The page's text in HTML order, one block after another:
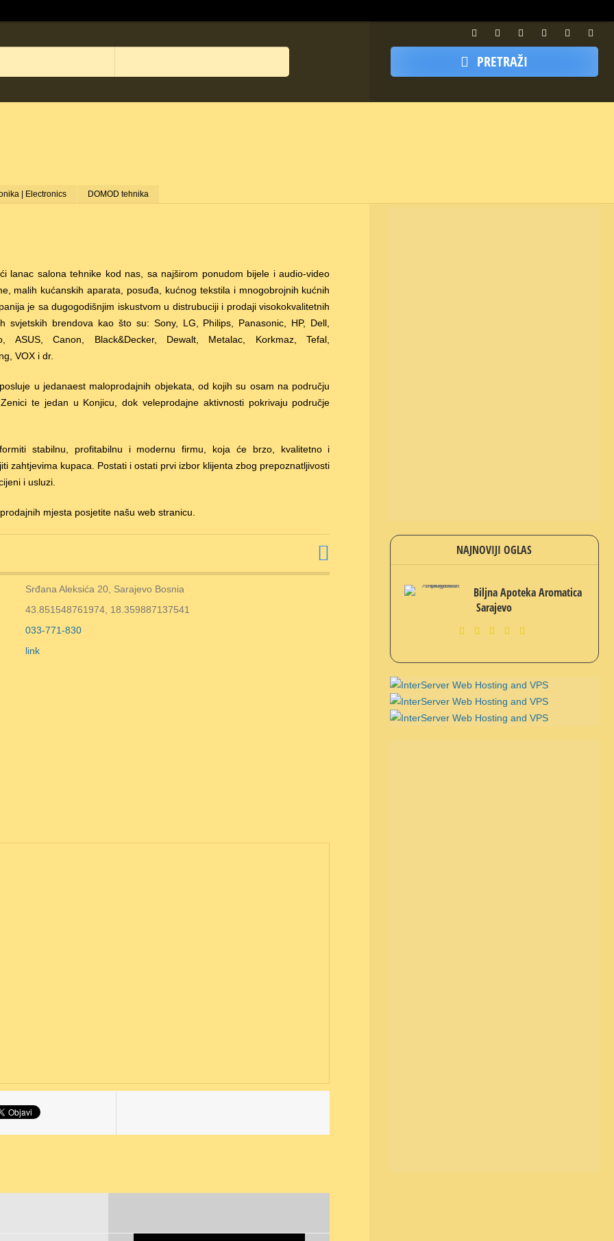
PRETRAŽI
| Electronics DOMOD tehnika
lanac salona tehnike kod nas, sa najširom ponudom bijele i audio-video
malih kućanskih aparata, posuđa, kućnog tekstila i mnogobrojnih kućnih
je sa dugogodišnjim iskustvom u distrubuciji i prodaji visokokvalitetnih
svjetskih brendova kao što su: Sony, LG, Philips, Panasonic, HP, Dell,
ASUS, Canon, Black&Decker, Dewalt, Metalac, Korkmaz, Tefal,
VOX i dr.
u jedanaest maloprodajnih objekata, od kojih su osam na području
te jedan u Konjicu, dok veleprodajne aktivnosti pokrivaju područje
stabilnu, profitabilnu i modernu firmu, koja će brzo, kvalitetno i
zahtjevima kupaca. Postati i ostati prvi izbor klijenta zbog prepoznatljivosti
i usluzi.
mjesta posjetite našu web stranicu.
Srđana Aleksića 20, Sarajevo Bosnia
43.851548761974, 18.359887137541
033-771-830
link
NAJNOVIJI OGLAS
Biljna Apoteka Aromatica
Sarajevo